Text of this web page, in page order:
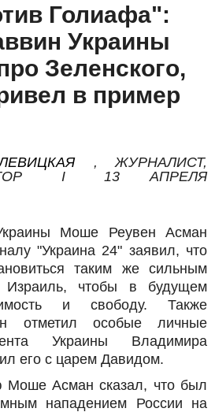
Голиафа":
Украины
Зеленского,
в пример
,
ЖУРНАЛИСТ,
I
13 АПРЕЛЯ
Моше Реувен Асман
"Украина 24" заявил, что
таким же сильным
Израиль, чтобы в будущем
и свободу. Также
отметил особые личные
Украины Владимира
его с царем Давидом.
Моше Асман сказал, что был
нападением России на